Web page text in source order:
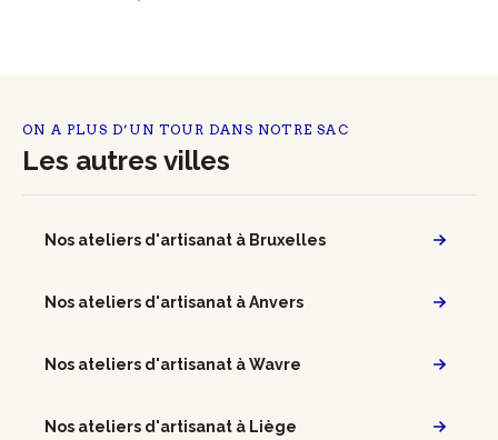
ON A PLUS D’UN TOUR DANS NOTRE SAC
Les autres villes
Nos ateliers d'artisanat à Bruxelles
Nos ateliers d'artisanat à Anvers
Nos ateliers d'artisanat à Wavre
Nos ateliers d'artisanat à Liège